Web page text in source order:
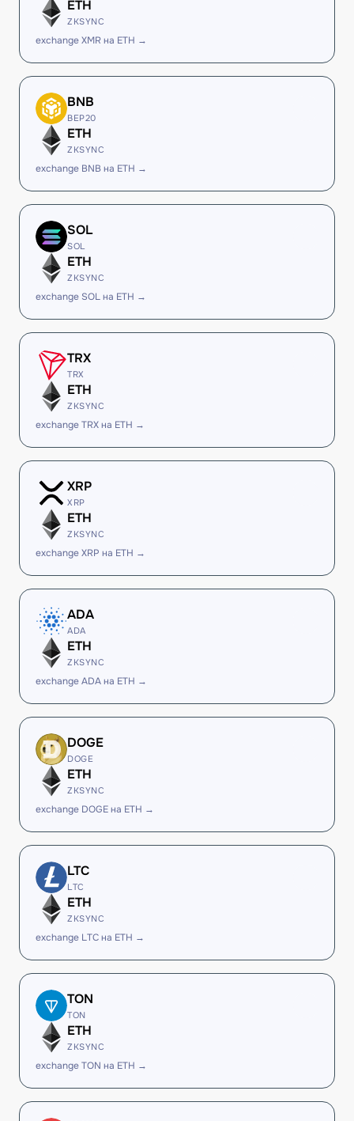
ETH
ZKSYNC
exchange XMR на ETH →
BNB
BEP20
ETH
ZKSYNC
exchange BNB на ETH →
SOL
SOL
ETH
ZKSYNC
exchange SOL на ETH →
TRX
TRX
ETH
ZKSYNC
exchange TRX на ETH →
XRP
XRP
ETH
ZKSYNC
exchange XRP на ETH →
ADA
ADA
ETH
ZKSYNC
exchange ADA на ETH →
DOGE
DOGE
ETH
ZKSYNC
exchange DOGE на ETH →
LTC
LTC
ETH
ZKSYNC
exchange LTC на ETH →
TON
TON
ETH
ZKSYNC
exchange TON на ETH →